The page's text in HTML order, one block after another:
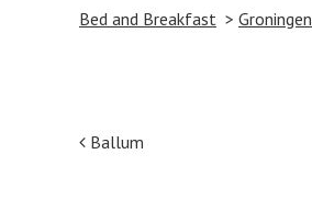
Bed and Breakfast Groningen
Post navigation
Ballum